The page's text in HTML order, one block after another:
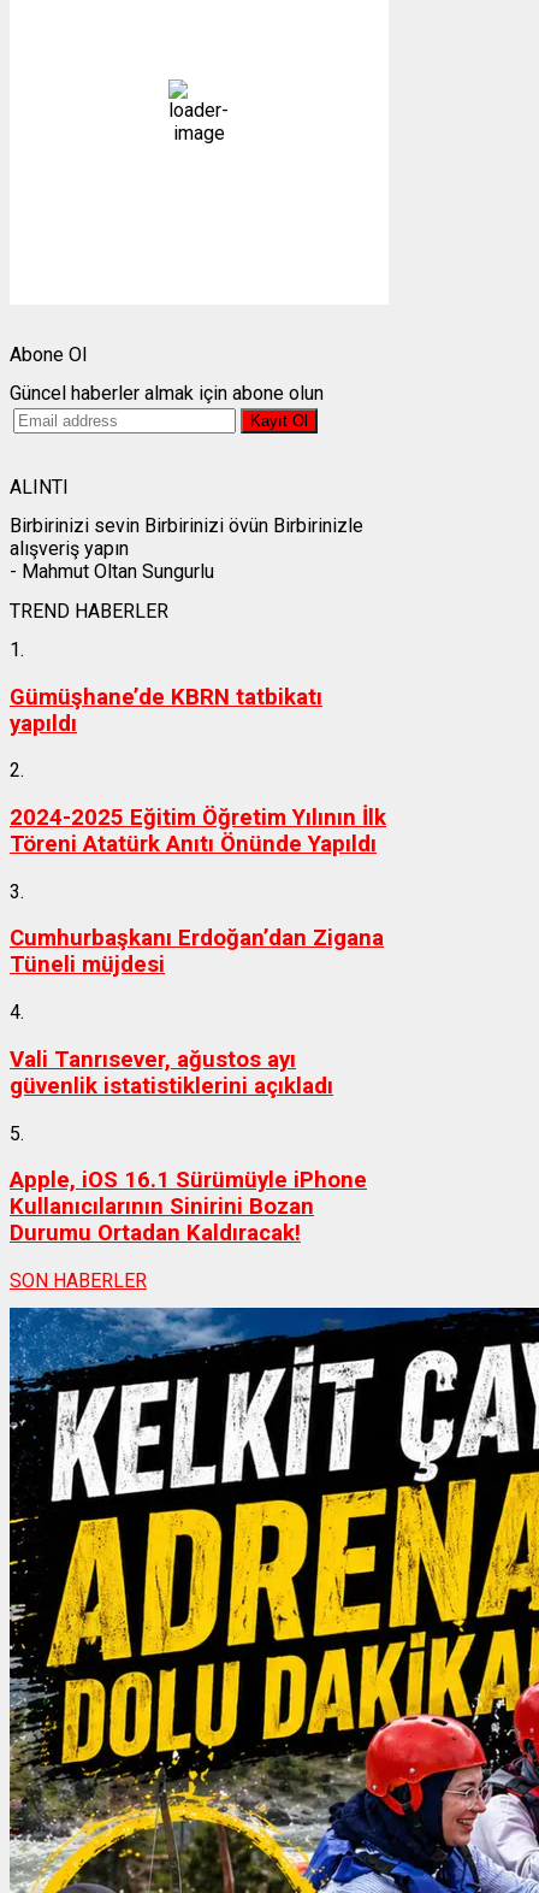
21 %
1004 mb
Abone Ol
Güncel haberler almak için abone olun
ALINTI
Birbirinizi sevin Birbirinizi övün Birbirinizle
alışveriş yapın
- Mahmut Oltan Sungurlu
TREND HABERLER
1.
Gümüşhane’de KBRN tatbikatı
yapıldı
2.
2024-2025 Eğitim Öğretim Yılının İlk
Töreni Atatürk Anıtı Önünde Yapıldı
3.
Cumhurbaşkanı Erdoğan’dan Zigana
Tüneli müjdesi
4.
Vali Tanrısever, ağustos ayı
güvenlik istatistiklerini açıkladı
5.
Apple, iOS 16.1 Sürümüyle iPhone
Kullanıcılarının Sinirini Bozan
Durumu Ortadan Kaldıracak!
SON HABERLER